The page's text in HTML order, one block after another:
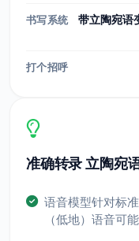
书写系统
带立陶宛语
打个招呼
准确转录 立陶宛
语音模型针对标
（低地）语音可